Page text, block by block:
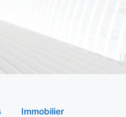
Immobilier